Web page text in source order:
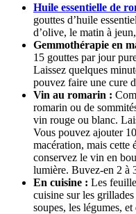
Huile essentielle de
gouttes d’huile
d’olive, le matin à
Gemmothérapie en
15 gouttes par jour
Laissez quelques
pouvez faire une cure
Vin au romarin :
romarin ou de
vin rouge ou blanc.
Vous pouvez ajouter
macération, mais cette
conservez le vin en
lumière. Buvez-en 2 à
En cuisine : Les
cuisine sur les
soupes, les légumes,